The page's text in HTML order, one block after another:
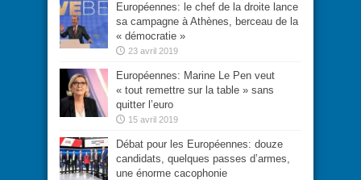
Européennes: le chef de la droite lance
sa campagne à Athènes, berceau de la
« démocratie »
23 avril 2019
Européennes: Marine Le Pen veut
« tout remettre sur la table » sans
quitter l’euro
15 avril 2019
Débat pour les Européennes: douze
candidats, quelques passes d’armes,
une énorme cacophonie